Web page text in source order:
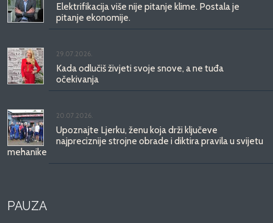
Elektrifikacija više nije pitanje klime. Postala je
pitanje ekonomije.
29.07.2026.
Kada odlučiš živjeti svoje snove, a ne tuđa
očekivanja
20.07.2026.
Upoznajte Ljerku, ženu koja drži ključeve
najpreciznije strojne obrade i diktira pravila u svijetu
mehanike
PAUZA